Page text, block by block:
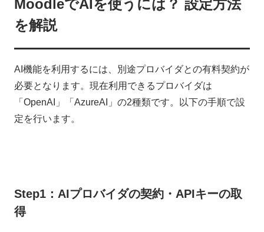
MoodleでAIを使うには？ 設定方法
を解説
AI機能を利用するには、別途プロバイダとの有料契約が
必要となります。現在利用できるプロバイダは
「OpenAI」「AzureAI」の2種類です。以下の手順で設
定を行います。
Step1：AIプロバイダの契約・APIキーの取
得